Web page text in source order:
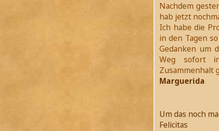
Nachdem
hab jetzt
Ich habe die
in den Tagen
Gedanken um
Weg sofort
Zusammenhalt
Marguerida
Um das noch
Felicitas